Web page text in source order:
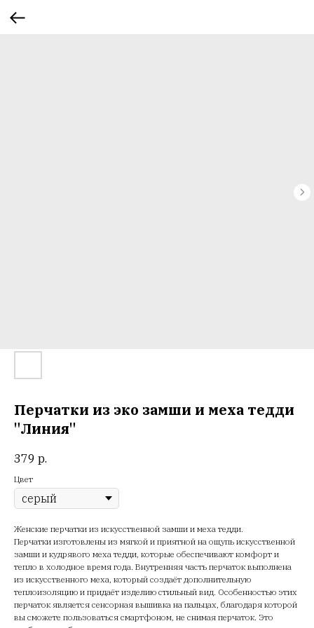
Перчатки из эко замши и меха тедди
"Линия"
379 р.
Цвет
Женские перчатки из искусственной замши и меха тедди.
Перчатки изготовлены из мягкой и приятной на ощупь искусственной
замши и кудрявого меха тедди, которые обеспечивают комфорт и
тепло в холодное время года. Внутренняя часть перчаток выполнена
из искусственного меха, который создаёт дополнительную
теплоизоляцию и придаёт изделию стильный вид. Особенностью этих
перчаток является сенсорная вышивка на пальцах, благодаря которой
вы сможете пользоваться смартфоном, не снимая перчаток. Это